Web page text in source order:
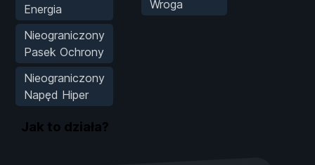
Energia
Nieograniczony
Pasek Ochrony
Nieograniczony
Napęd Hiper
Wroga
Jak to działa?